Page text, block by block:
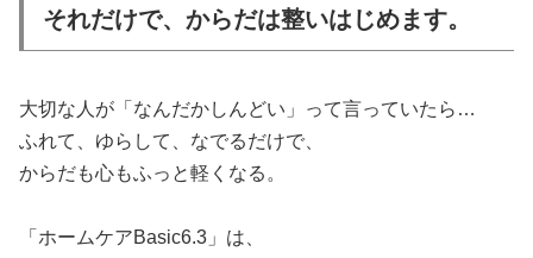
それだけで、からだは整いはじめます。
大切な人が「なんだかしんどい」って言っていたら…
ふれて、ゆらして、なでるだけで、
からだも心もふっと軽くなる。
「ホームケアBasic6.3」は、